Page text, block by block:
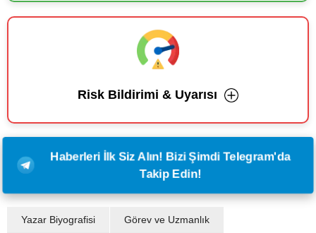
Risk Bildirimi & Uyarısı
Haberleri İlk Siz Alın! Bizi Şimdi Telegram'da
Takip Edin!
Yazar Biyografisi Görev ve Uzmanlık